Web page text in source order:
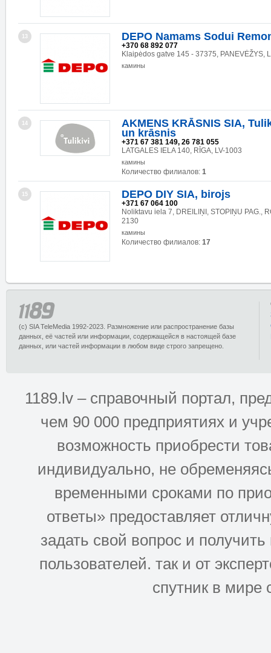
13 DEPO Namams Sodui
+370 68 892 077
Klaipėdos gatve 145 - 37375, PANEVĖŽYS,
камины
14
AKMENS KRĀSNIS SIA,
un krāsnis
+371 67 381 149, 26 781 055
LATGALES IELA 140, RĪGA, LV-1003
камины
Количество филиалов: 1
15 DEPO DIY SIA, birojs
+371 67 064 100
Noliktavu iela 7, DREILIŅI, STOPIŅU PAG.,
2130
камины
Количество филиалов: 17
(c) SIA TeleMedia 1992-2023. Размножение или распространение базы
данных, её частей или информации, содержащейся в настоящей базе
данных, или частей информации в любом виде строго запрещено.
1189.lv – справочный портал,
чем 90 000 предприятиях и
возможность приобрести
индивидуально, не
временными сроками по
ответы» предоставляет
задать свой вопрос и
пользователей. так и от
спутник в